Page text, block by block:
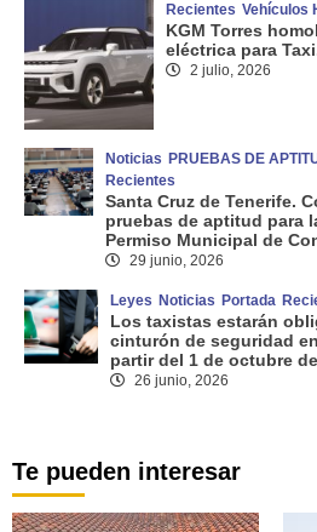
Recientes Vehículos
KGM Torres
eléctrica para
2 julio, 2026
Noticias PRUEBAS DE
Recientes
Santa Cruz de Tenerife.
pruebas de aptitud para
Permiso Municipal de
29 junio, 2026
Leyes Noticias Portada
Los taxistas estarán
cinturón de seguridad
partir del 1 de octubre
26 junio, 2026
Te pueden interesar